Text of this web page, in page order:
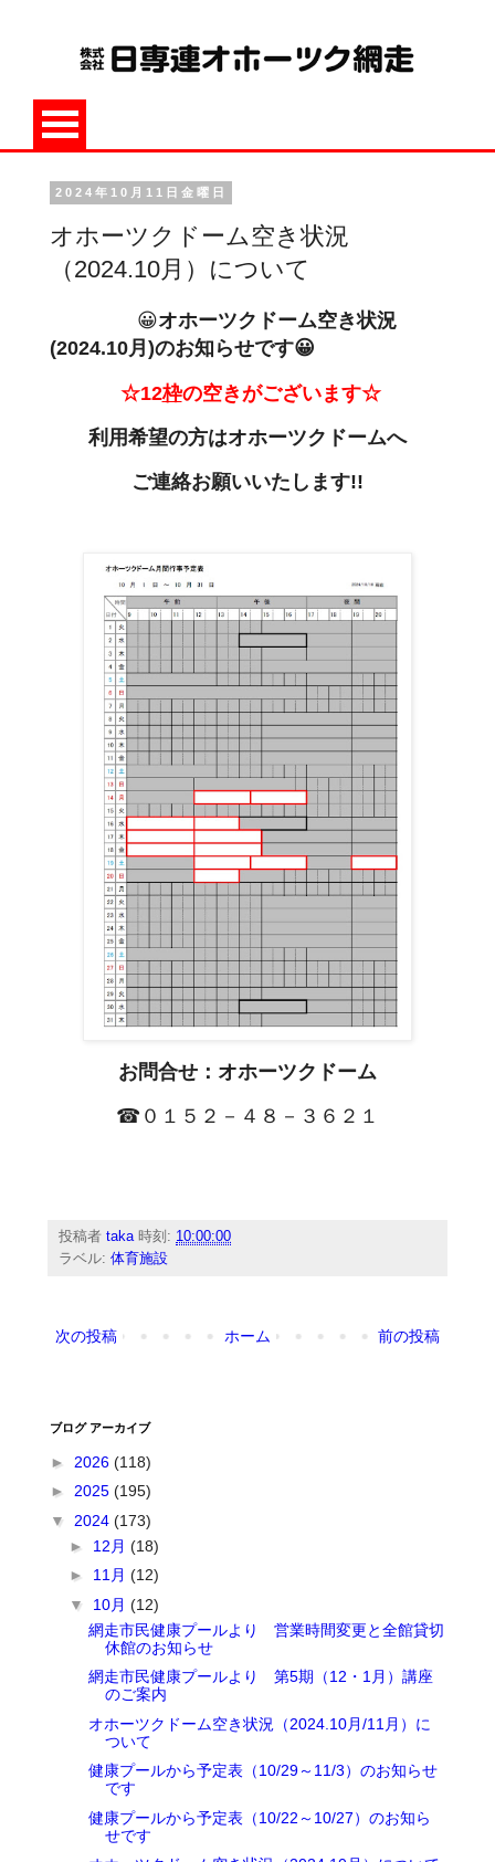
2024年10月11日金曜日
オホーツクドーム空き状況
（2024.10月）について
😀オホーツクドーム空き状況
(2024.10月)のお知らせです😀
☆12枠の空きがございます☆
利用希望の方はオホーツクドームへ
ご連絡お願いいたします!!
お問合せ：オホーツクドーム
☎０１５２－４８－３６２１
投稿者taka 時刻: 10:00:00
ラベル:体育施設
次の投稿 前の投稿
ホーム
ブログ アーカイブ
► 2026(118)
► 2025(195)
▼ 2024(173)
► 12月(18)
► 11月(12)
▼ 10月(12)
網走市民健康プールより 営業時間変更と全館貸切
休館のお知らせ
網走市民健康プールより 第5期（12・1月）講座
のご案内
オホーツクドーム空き状況（2024.10月/11月）に
ついて
健康プールから予定表（10/29～11/3）のお知らせ
です
健康プールから予定表（10/22～10/27）のお知ら
せです